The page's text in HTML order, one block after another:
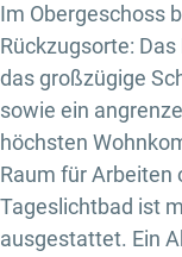
Im Obergeschoss
Rückzugsorte:
das großzügige
sowie ein
höchsten
Raum für Arbeiten
Tageslichtbad ist
ausgestattet. Ein